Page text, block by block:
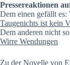
Pressereaktionen
Dem einen gefällt
Taugenichts ist kein
Dem anderen nicht
Wirre Wendungen
Zu derNovelle von